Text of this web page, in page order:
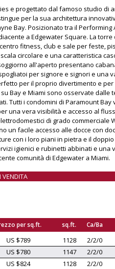
e progettato dal famoso studio
per la sua architettura
Bay. Posizionato tra il
a Edgewater Square. La
fitness, club e sale per feste,
circolare e una caratteristica
all'aperto presentano
per signore e signori e
per il proprio divertimento e
Bay e Miami sono osservate
Tutti i condomini di Paramount
una vera visibilità e accesso al
di grado
un facile accesso alle docce con
con i loro piani in pietra e il
igienici e rubinetti abbinati e
comunità di Edgewater a Miami.
VENDITA
per sq.ft. sq.ft. Ca/Ba
US $789 1128 2/2/0
US $780 1147 2/2/0
US $824 1128 2/2/0